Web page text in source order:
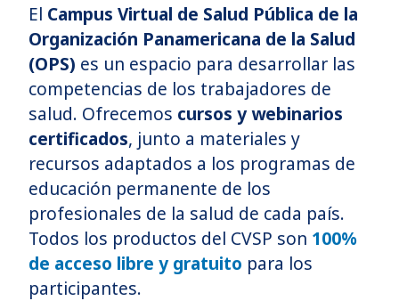
Acercando el conocimiento a la práctica
Conozca más
El Campus Virtual de Salud Pública de la
Organización Panamericana de la Salud
(OPS) es un espacio para desarrollar las
competencias de los trabajadores de
salud. Ofrecemos cursos y webinarios
certificados, junto a materiales y
recursos adaptados a los programas de
educación permanente de los
profesionales de la salud de cada país.
Todos los productos del CVSP son 100%
de acceso libre y gratuito para los
participantes.